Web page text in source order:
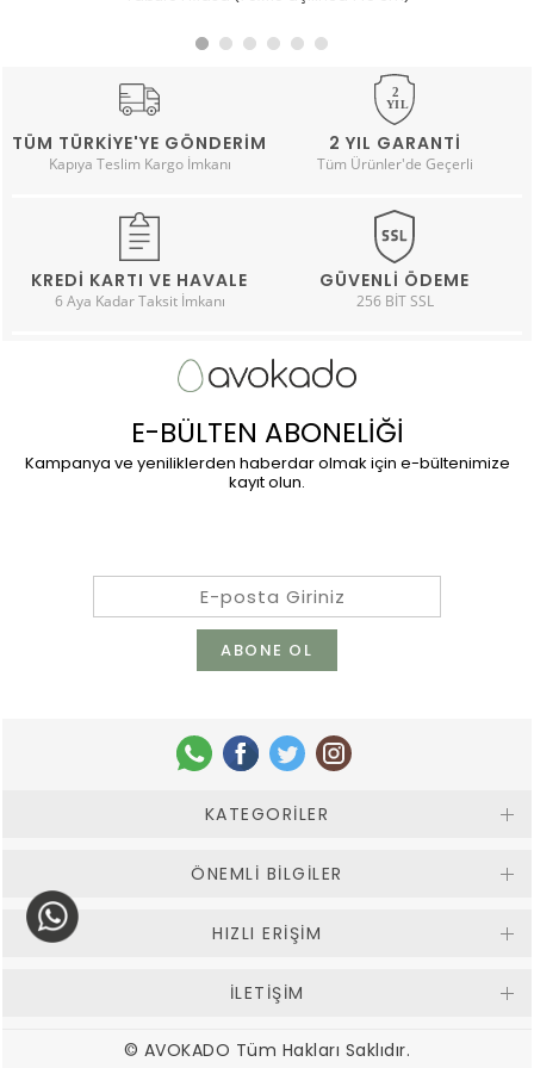
TÜM TÜRKIYE'YE GÖNDERIM
Kapıya Teslim Kargo İmkanı
2 YIL GARANTI
Tüm Ürünler'de Geçerli
KREDI KARTI VE HAVALE
6 Aya Kadar Taksit İmkanı
GÜVENLI ÖDEME
256 BİT SSL
E-BÜLTEN ABONELİĞİ
Kampanya ve yeniliklerden haberdar olmak için e-bültenimize
kayıt olun.
KATEGORILER
ÖNEMLI BILGILER
HIZLI ERIŞIM
İLETİŞİM
© AVOKADO Tüm Hakları Saklıdır.